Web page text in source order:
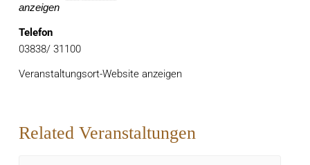
anzeigen
Telefon
03838/ 31100
Veranstaltungsort-Website anzeigen
Related Veranstaltungen